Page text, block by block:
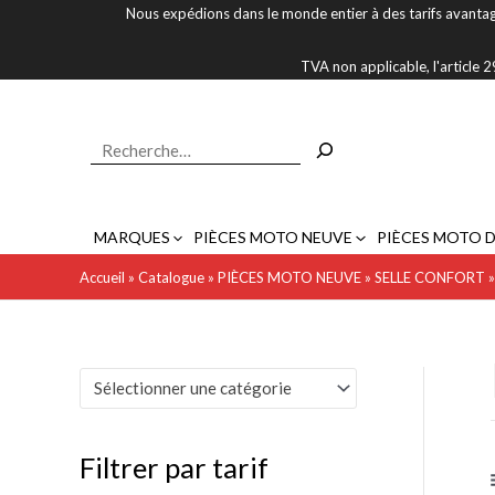
Nous expédions dans le monde entier à des tarifs
TVA non applicable, l'article
MARQUES PIÈCES MOTO NEUVE PIÈCES MOTO
Accueil » Catalogue » PIÈCES MOTO NEUVE » SELLE CONFORT »
Sélectionner une catégorie
Filtrer par tarif